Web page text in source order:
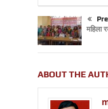
महिला
ABOUT THE